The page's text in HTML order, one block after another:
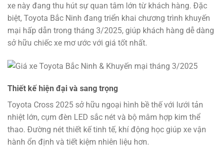
xe này đang thu hút sự quan tâm lớn từ khách hàng. Đặc
biệt, Toyota Bắc Ninh đang triển khai chương trình khuyến
mại hấp dẫn trong tháng 3/2025, giúp khách hàng dễ dàng
sở hữu chiếc xe mơ ước với giá tốt nhất.
Thiết kế hiện đại và sang trọng
Toyota Cross 2025 sở hữu ngoại hình bề thế với lưới tản
nhiệt lớn, cụm đèn LED sắc nét và bộ mâm hợp kim thể
thao. Đường nét thiết kế tinh tế, khí động học giúp xe vận
hành ổn định và tiết kiệm nhiên liệu hơn.